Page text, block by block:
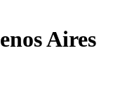
Aires